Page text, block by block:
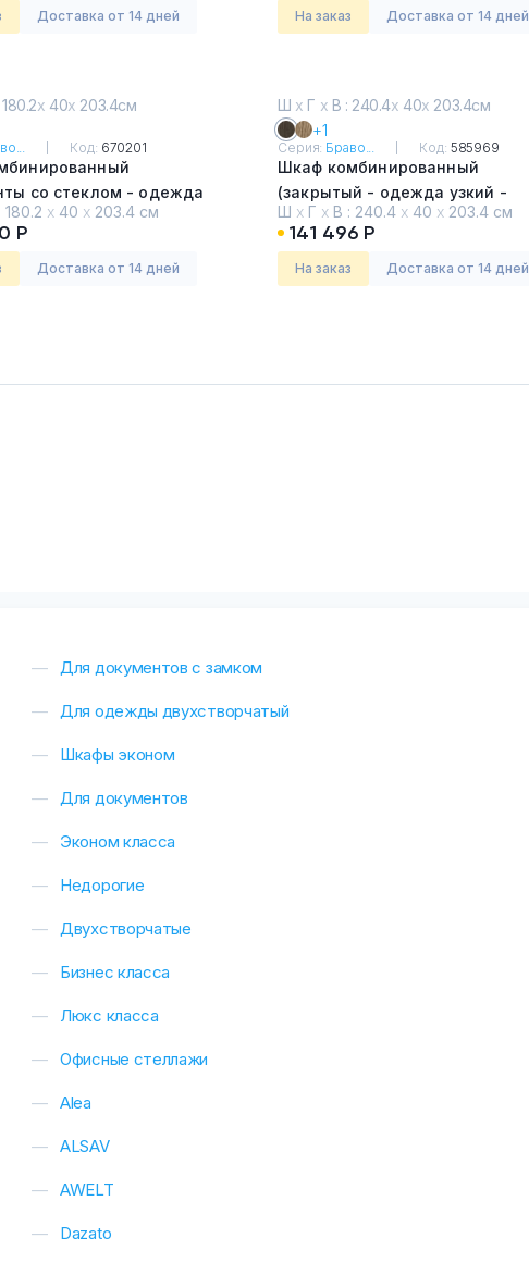
Доставка от 14 дней На заказ Доставка от 14 дней
х 40х 203.4см
Код: 670201
со стеклом - одежда
светлый
180.2 х 40 х 203.4 см
Р
Доставка от 14 дней
Ш х Г х В : 240.4х 40х 203.4см
+1
Серия: Браво... Код: 585969
Шкаф комбинированный
(закрытый - одежда узкий -
закрытый)
Дуб гладстоун тёмный
Ш х Г х В : 240.4 х 40 х 203.4 см
141 496 Р
На заказ Доставка от 14 дней
Для документов с замком
Для одежды двухстворчатый
Шкафы эконом
Для документов
Эконом класса
Недорогие
Двухстворчатые
Бизнес класса
Люкс класса
Офисные стеллажи
Alea
ALSAV
AWELT
Dazato